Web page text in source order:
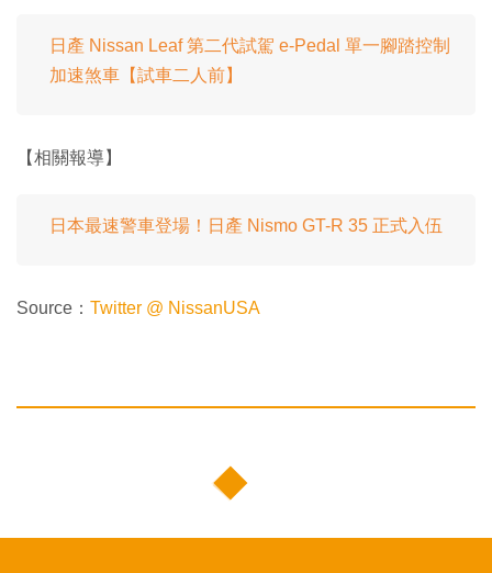
日產 Nissan Leaf 第二代試駕 e-Pedal 單一腳踏控制
加速煞車【試車二人前】
【相關報導】
日本最速警車登場！日產 Nismo GT-R 35 正式入伍
Source： Twitter @ NissanUSA